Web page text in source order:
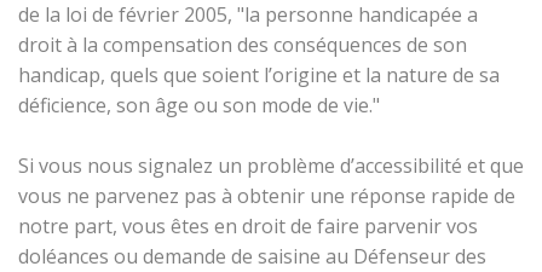
de la loi de février 2005, "la personne handicapée a
droit à la compensation des conséquences de son
handicap, quels que soient l’origine et la nature de sa
déficience, son âge ou son mode de vie."
Si vous nous signalez un problème d’accessibilité et que
vous ne parvenez pas à obtenir une réponse rapide de
notre part, vous êtes en droit de faire parvenir vos
doléances ou demande de saisine au Défenseur des